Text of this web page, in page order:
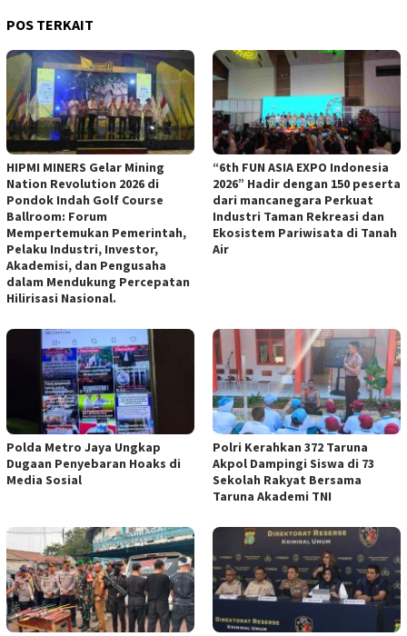
POS TERKAIT
HIPMI MINERS Gelar Mining
Nation Revolution 2026 di
Pondok Indah Golf Course
Ballroom: Forum
Mempertemukan Pemerintah,
Pelaku Industri, Investor,
Akademisi, dan Pengusaha
dalam Mendukung Percepatan
Hilirisasi Nasional.
“6th FUN ASIA EXPO Indonesia
2026” Hadir dengan 150 peserta
dari mancanegara Perkuat
Industri Taman Rekreasi dan
Ekosistem Pariwisata di Tanah
Air
Polda Metro Jaya Ungkap
Dugaan Penyebaran Hoaks di
Media Sosial
Polri Kerahkan 372 Taruna
Akpol Dampingi Siswa di 73
Sekolah Rakyat Bersama
Taruna Akademi TNI